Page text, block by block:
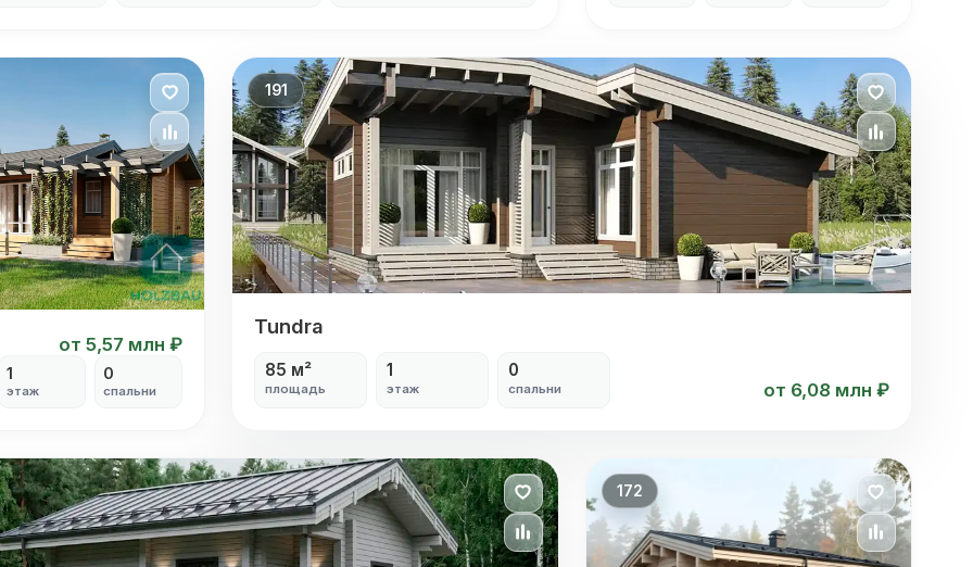
от 5,57 млн ₽
1
этаж
0
спальни
191
Tundra
Tundra
от 6,08 млн ₽
85 м²
площадь
1
этаж
0
спальни
172